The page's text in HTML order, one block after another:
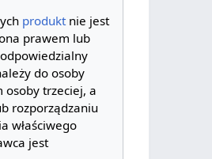
produktnie jest
prawem lub
do osoby
osoby trzeciej, a
rozporządzaniu
właściwego
jest